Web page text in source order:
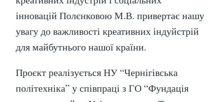
інновацій Полєнковою М.В. привертає нашу
увагу до важливості креативних індуйстрій
для майбутнього нашої країни.
Проєкт реалізується НУ “Чернігівська
політехніка” у співпраці з ГО “Фундація